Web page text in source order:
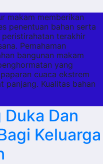
makam memberikan
penentuan bahan serta
peristirahatan terakhir
Pemahaman
bangunan makam
yang
cuaca ekstrem
panjang. Kualitas bahan
Dan
Keluarga